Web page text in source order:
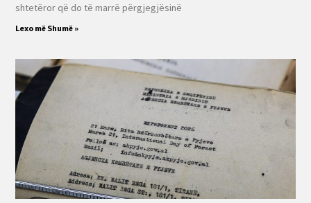
shtetëror që do të marrë përgjegjësinë
Lexo më Shumë »